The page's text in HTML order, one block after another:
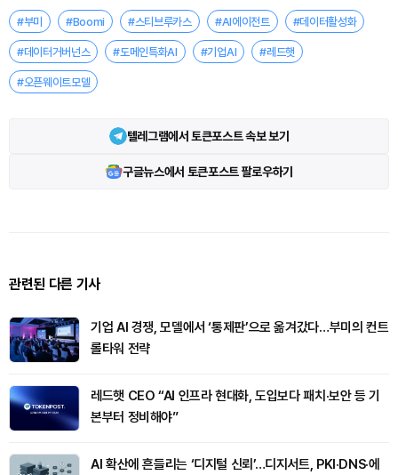
#부미 #Boomi #스티브루카스 #AI에이전트 #데이터활성화
#데이터거버넌스 #도메인특화AI #기업AI #레드햇
#오픈웨이트모델
텔레그램에서 토큰포스트 속보 보기
구글뉴스에서 토큰포스트 팔로우하기
관련된 다른 기사
기업 AI 경쟁, 모델에서 ‘통제판’으로 옮겨갔다…부미의 컨트
롤타워 전략
레드햇 CEO “AI 인프라 현대화, 도입보다 패치·보안 등 기
본부터 정비해야”
AI 확산에 흔들리는 ‘디지털 신뢰’…디지서트, PKI·DNS·에